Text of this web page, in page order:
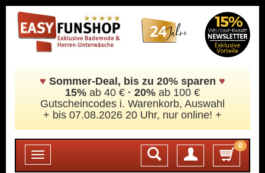
♥ Sommer-Deal, bis zu 20% sparen ♥
15% ab 40 € · 20% ab 100 €
Gutscheincodes i. Warenkorb, Auswahl
+ bis 07.08.2026 20 Uhr, nur online! +
Toggle
navigation
0
Login